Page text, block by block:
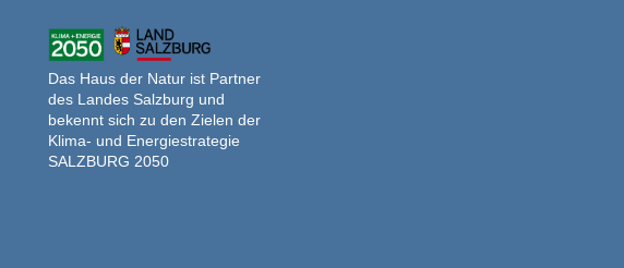
Das Haus der Natur ist Partner
des Landes Salzburg und
bekennt sich zu den Zielen der
Klima- und Energiestrategie
SALZBURG 2050